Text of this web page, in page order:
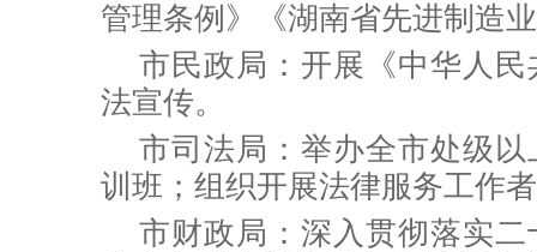
管理条例》《湖南省先进制造
市民政局：开展《中华人
法宣传。
市司法局：举办全市处级
训班； 组织开展法律服务工作
市财政局： 深入贯彻落实